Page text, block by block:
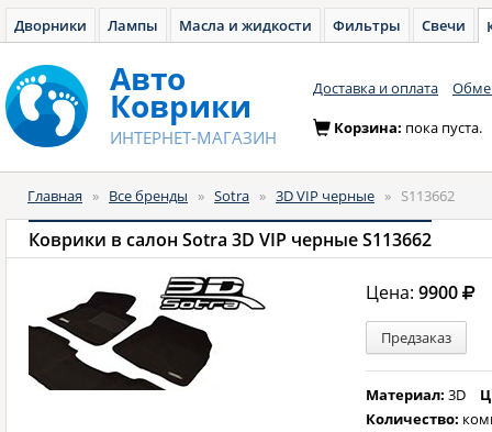
Дворники Лампы Масла и жидкости Фильтры Свечи
Авто
Коврики
ИНТЕРНЕТ-МАГАЗИН
Доставка и оплата
Корзина: пока пуста.
Главная » Все бренды » Sotra » 3D VIP черные » S113662
Коврики в салон Sotra 3D VIP черные S113662
Цена:9900
Предзаказ
Материал:3D
Количество: